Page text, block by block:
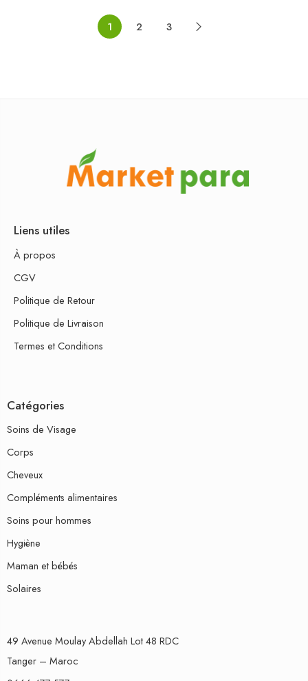
1 2 3
Liens utiles
À propos
CGV
Politique de Retour
Politique de Livraison
Termes et Conditions
Catégories
Soins de Visage
Corps
Cheveux
Compléments alimentaires
Soins pour hommes
Hygiène
Maman et bébés
Solaires
49 Avenue Moulay Abdellah Lot 48 RDC
Tanger – Maroc